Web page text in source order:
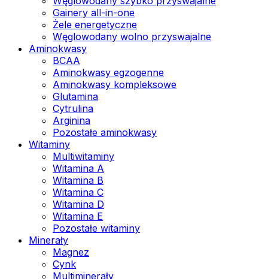
Gainery all-in-one
Żele energetyczne
Węglowodany wolno przyswajalne
Aminokwasy
BCAA
Aminokwasy egzogenne
Aminokwasy kompleksowe
Glutamina
Cytrulina
Arginina
Pozostałe aminokwasy
Witaminy
Multiwitaminy
Witamina A
Witamina B
Witamina C
Witamina D
Witamina E
Pozostałe witaminy
Minerały
Magnez
Cynk
Multiminerały